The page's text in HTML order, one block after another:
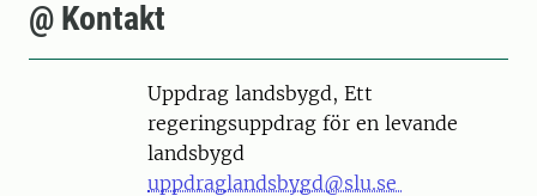
@ Kontakt
Uppdrag landsbygd, Ett
regeringsuppdrag för en levande
landsbygd
uppdraglandsbygd@slu.se